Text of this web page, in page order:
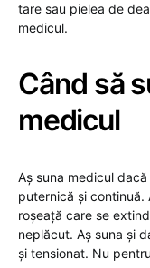
tare sau pielea de
medicul.
Când să
medicul
Aș suna medicul
puternică și continuă.
roșeață care se
neplăcut. Aș suna și
și tensionat. Nu